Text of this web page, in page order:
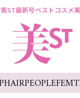
美ST最新号ベストコスメ
HAIRPEOPLE